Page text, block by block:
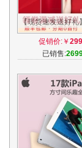
【现货速发送好
耀 荣耀V10 手机
荣耀v10
促销价:￥
已销售: